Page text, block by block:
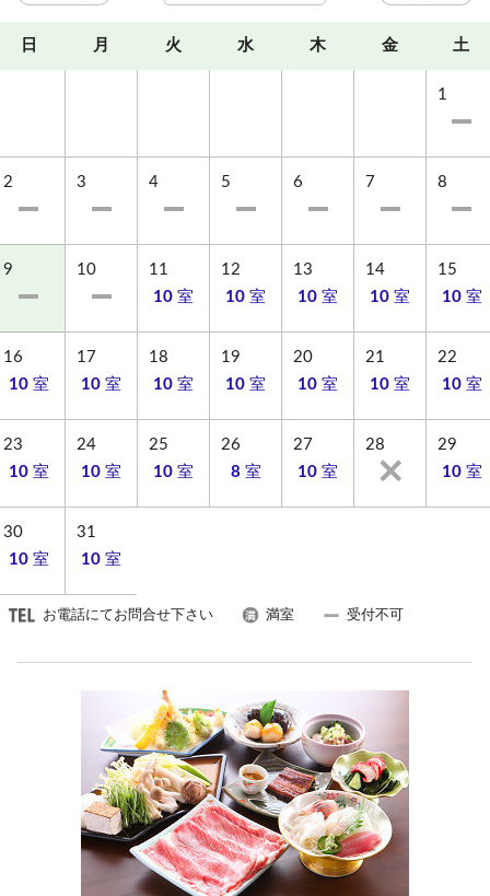
日 月 火 水 木 金 土
1
2 3 4 5 6 7 8
9 10
11
10 室
12
10 室
13
10 室
14
10 室
15
10室
16
10室
17
10 室
18
10 室
19
10 室
20
10 室
21
10 室
22
10室
23
10室
24
10 室
25
10 室
26
8 室
27
10 室
28
29
10室
30
10室
31
10 室
お電話にてお問合せ下さい 満室 受付不可